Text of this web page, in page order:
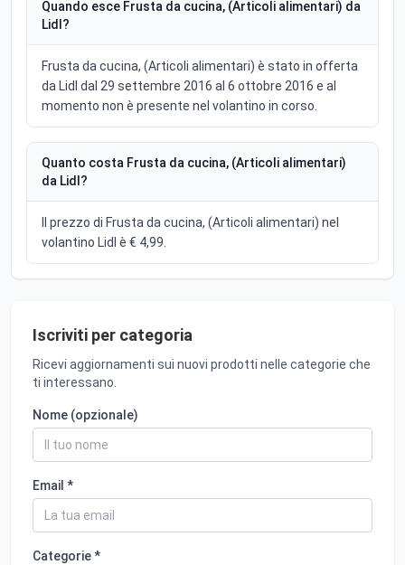
Quando esce Frusta da cucina, (Articoli alimentari) da
Lidl?
Frusta da cucina, (Articoli alimentari) è stato in offerta
da Lidl dal 29 settembre 2016 al 6 ottobre 2016 e al
momento non è presente nel volantino in corso.
Quanto costa Frusta da cucina, (Articoli alimentari)
da Lidl?
Il prezzo di Frusta da cucina, (Articoli alimentari) nel
volantino Lidl è € 4,99.
Iscriviti per categoria
Ricevi aggiornamenti sui nuovi prodotti nelle categorie che
ti interessano.
Nome (opzionale)
Email *
Categorie *